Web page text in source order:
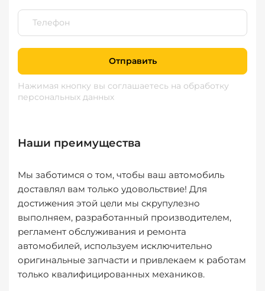
Отправить
Нажимая кнопку вы соглашаетесь на обработку
персональных данных
Наши преимущества
Мы заботимся о том, чтобы ваш автомобиль
доставлял вам только удовольствие! Для
достижения этой цели мы скрупулезно
выполняем, разработанный производителем,
регламент обслуживания и ремонта
автомобилей, используем исключительно
оригинальные запчасти и привлекаем к работам
только квалифицированных механиков.